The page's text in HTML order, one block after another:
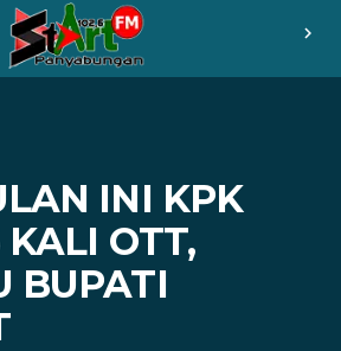
chevron_right
INI KPK
KALI OTT,
BUPATI